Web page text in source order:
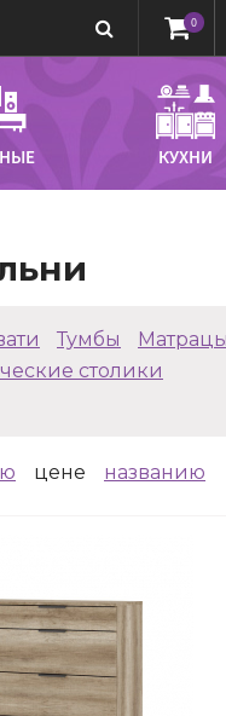
0
КУХНИ
Тумбы
столики
цене названию